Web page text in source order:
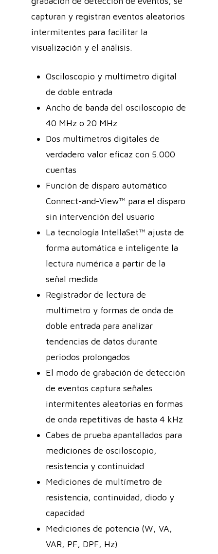
capturan y registran eventos aleatorios
intermitentes para facilitar la
visualización y el análisis.
Osciloscopio y multímetro digital
de doble entrada
Ancho de banda del osciloscopio de
40 MHz o 20 MHz
Dos multímetros digitales de
verdadero valor eficaz con 5.000
cuentas
Función de disparo automático
Connect-and-View™ para el disparo
sin intervención del usuario
La tecnología IntellaSet™ ajusta de
forma automática e inteligente la
lectura numérica a partir de la
señal medida
Registrador de lectura de
multímetro y formas de onda de
doble entrada para analizar
tendencias de datos durante
periodos prolongados
El modo de grabación de detección
de eventos captura señales
intermitentes aleatorias en formas
de onda repetitivas de hasta 4 kHz
Cabes de prueba apantallados para
mediciones de osciloscopio,
resistencia y continuidad
Mediciones de multímetro de
resistencia, continuidad, diodo y
capacidad
Mediciones de potencia (W, VA,
VAR, PF, DPF, Hz)